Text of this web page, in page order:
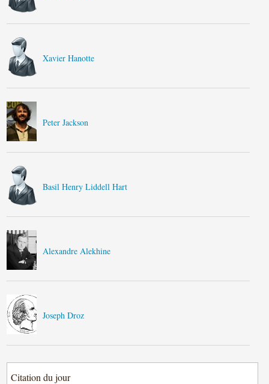
Xavier Hanotte
Peter Jackson
Basil Henry Liddell Hart
Alexandre Alekhine
Joseph Droz
Citation du jour